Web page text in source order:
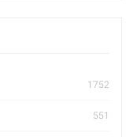
1752
551